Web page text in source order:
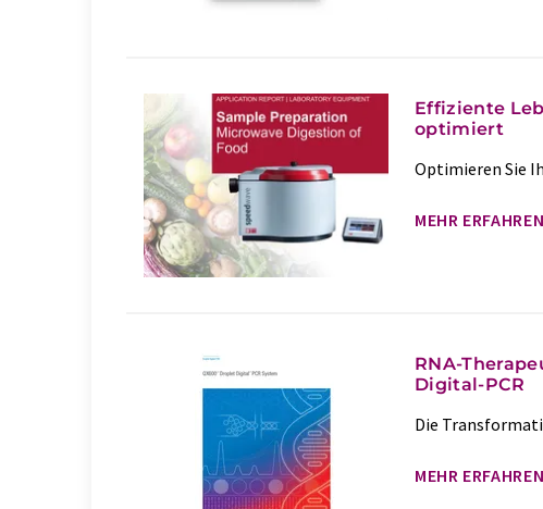
Effiziente
optimiert
Optimieren Sie
MEHR ERFAHREN
RNA-
Digital-PCR
Die
MEHR ERFAHREN